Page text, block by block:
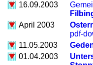
16.09.2003
April 2003
pdf-
11.05.2003
01.04.2003